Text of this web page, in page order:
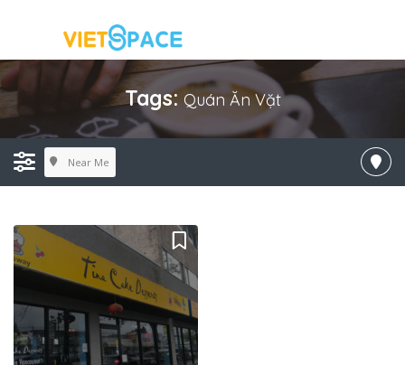
Tags:Quán Ăn Vặt
Near Me